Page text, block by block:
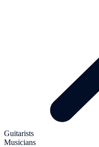
Guitarists
Musicians